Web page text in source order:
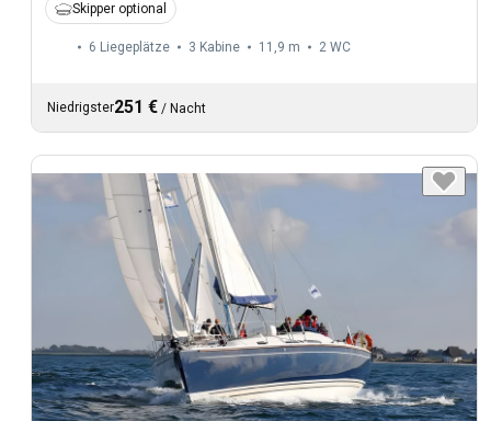
Skipper optional
6 Liegeplätze 3 Kabine 11,9 m 2 WC
Niedrigster251 € / Nacht